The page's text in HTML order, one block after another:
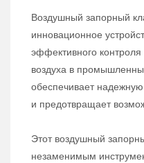
Воздушный запорный
инновационное
эффективного контроля
воздуха в
обеспечивает
и предотвращает
Этот воздушный
незаменимым